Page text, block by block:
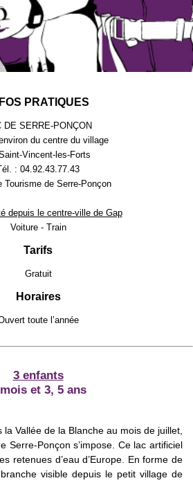
PRATIQUES
DE SERRE-PONÇON
du centre du village
Vincent-les-Forts
: 04.92.43.77.43
Tourisme de Serre-Ponçon
depuis le centre-ville de Gap
Voiture - Train
Tarifs
Gratuit
Horaires
toute l’année
3 enfants
et 3, 5 ans
la Vallée de la Blanche au mois de juillet,
Serre-Ponçon s’impose. Ce lac artificiel
retenues d’eau d’Europe. En forme de
visible depuis le petit village de